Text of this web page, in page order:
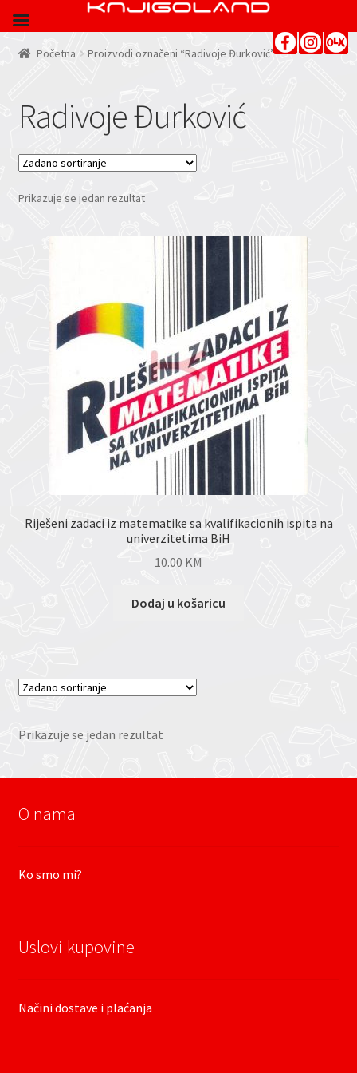
Početna Proizvodi označeni “Radivoje Đurković”
Radivoje Đurković
Prikazuje se jedan rezultat
Riješeni zadaci iz matematike sa kvalifikacionih ispita na
univerzitetima BiH
10.00 KM
Dodaj u košaricu
Prikazuje se jedan rezultat
O nama
Ko smo mi?
Uslovi kupovine
Načini dostave i plaćanja